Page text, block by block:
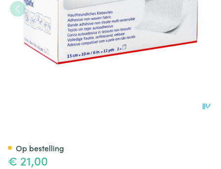
€ 21,00
Op bestelling